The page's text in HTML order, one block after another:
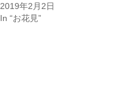
2019年2月2日
In “お花見”